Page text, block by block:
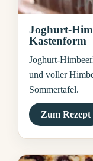
Joghurt-
Kastenform
Joghurt-
und voller
Sommertafel.
Zum Rezept